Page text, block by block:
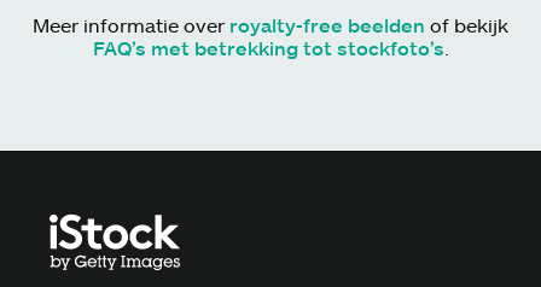
Meer informatie over royalty-free beelden of bekijk
FAQ’s met betrekking tot stockfoto’s